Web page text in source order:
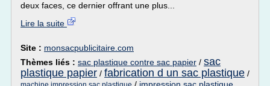
deux faces, ce dernier offrant une plus...
Lire la suite
Site : monsacpublicitaire.com
Thèmes liés : sac plastique contre sac papier / sac
plastique papier / fabrication d un sac plastique /